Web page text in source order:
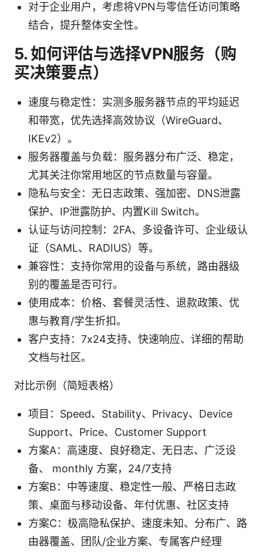
对于企业用户，考虑将VPN与零信任访问策略
结合，提升整体安全性。
5. 如何评估与选择VPN服务（购
买决策要点）
速度与稳定性：实测多服务器节点的平均延迟
和带宽，优先选择高效协议（WireGuard、
IKEv2）。
服务器覆盖与负载：服务器分布广泛、稳定，
尤其关注你常用地区的节点数量与容量。
隐私与安全：无日志政策、强加密、DNS泄露
保护、IP泄露防护、内置Kill Switch。
认证与访问控制：2FA、多设备许可、企业级认
证（SAML、RADIUS）等。
兼容性：支持你常用的设备与系统，路由器级
别的覆盖是否可行。
使用成本：价格、套餐灵活性、退款政策、优
惠与教育/学生折扣。
客户支持：7x24支持、快速响应、详细的帮助
文档与社区。
对比示例（简短表格）
项目：Speed、Stability、Privacy、Device
Support、Price、Customer Support
方案A：高速度、良好稳定、无日志、广泛设
备、 monthly 方案，24/7支持
方案B：中等速度、稳定性一般、严格日志政
策、桌面与移动设备、年付优惠、社区支持
方案C：极高隐私保护、速度未知、分布广、路
由器覆盖、团队/企业方案、专属客户经理